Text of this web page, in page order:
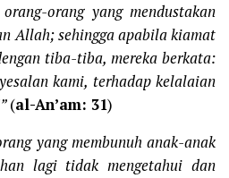
orang yang mendustakan
Allah; sehingga apabila kiamat
tiba-tiba, mereka berkata:
kami, terhadap kelalaian
(al-An’am: 31)
yang membunuh anak-anak
lagi tidak mengetahui dan